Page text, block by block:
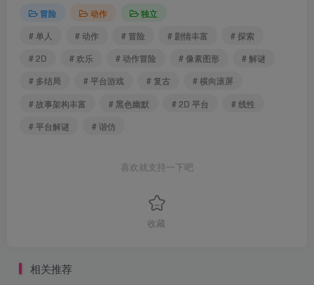
冒险 动作
独立
# 单人
# 动作 # 冒险 # 剧情丰富
# 探索
# 2D
# 欢乐 # 动作冒险 # 像素图形
# 解谜
# 多结局
# 平台游戏 # 复古
# 横向滚屏
# 故事架构丰富
# 黑色幽默 # 2D 平台
# 线性
# 平台解谜
# 谐仿
喜欢就支持一下吧
收藏
相关推荐